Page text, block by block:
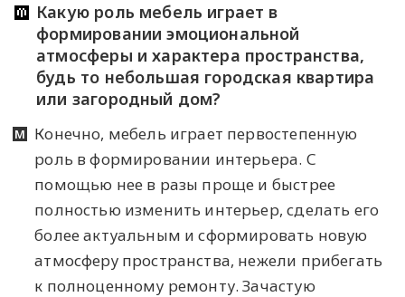
Какую роль мебель играет в
формировании эмоциональной
атмосферы и характера пространства,
будь то небольшая городская квартира
или загородный дом?
Конечно, мебель играет первостепенную
роль в формировании интерьера. С
помощью нее в разы проще и быстрее
полностью изменить интерьер, сделать его
более актуальным и сформировать новую
атмосферу пространства, нежели прибегать
к полноценному ремонту. Зачастую